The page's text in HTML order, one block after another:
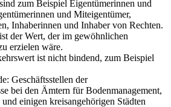
zum Beispiel Eigentümerinnen und
und Miteigentümer,
Inhaberinnen und Inhaber von Rechten.
der Wert, der im gewöhnlichen
erzielen wäre.
ist nicht bindend, zum Beispiel
Geschäftsstellen der
bei den Ämtern für Bodenmanagement,
einigen kreisangehörigen Städten